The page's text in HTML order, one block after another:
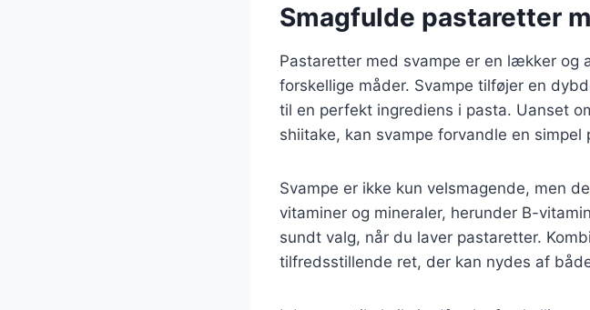
Smagfulde pastaretter
Pastaretter med svampe er en lækker og
forskellige måder. Svampe tilføjer en
til en perfekt ingrediens i pasta. Uanset
shiitake, kan svampe forvandle en
Svampe er ikke kun velsmagende, men
vitaminer og mineraler, herunder B-
sundt valg, når du laver pastaretter.
tilfredsstillende ret, der kan nydes af